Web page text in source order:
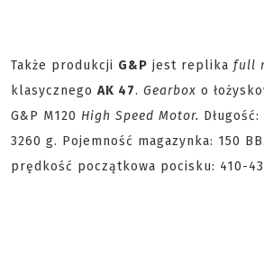
Także produkcji G&P jest replika full
klasycznego AK 47. Gearbox o
G&P M120 High Speed Motor.
3260 g. Pojemność magazynka: 150
prędkość początkowa pocisku: 410-